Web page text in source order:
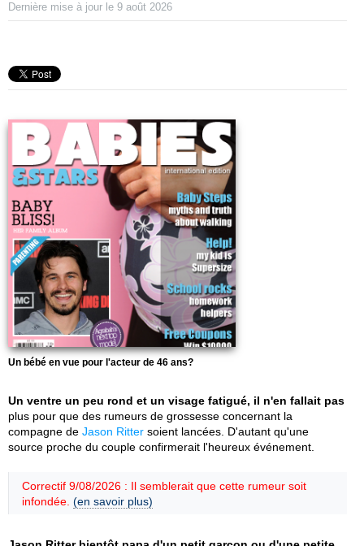
Dernière mise à jour le 9 août 2026
Un bébé en vue pour l'acteur de 46 ans?
Un ventre un peu rond et un visage fatigué, il n'en fallait pas
plus pour que des rumeurs de grossesse concernant la
compagne de Jason Ritter soient lancées. D'autant qu'une
source proche du couple confirmerait l'heureux événement.
Correctif 9/08/2026 : Il semblerait que cette rumeur soit
infondée. (en savoir plus)